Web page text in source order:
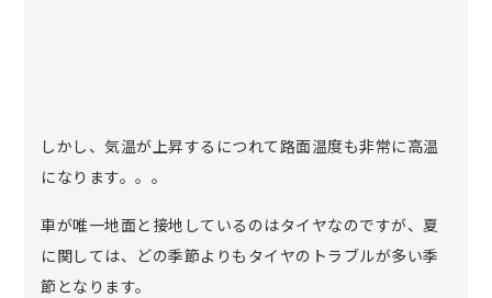
しかし、気温が上昇するにつれて路面温度も非常に高温
になります。。。
車が唯一地面と接地しているのはタイヤなのですが、夏
に関しては、どの季節よりもタイヤのトラブルが多い季
節となります。